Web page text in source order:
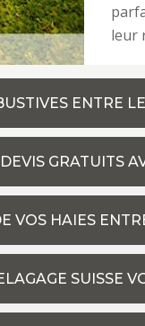
leur
ENTRE
GRATUITS
VOS HAIES
SUISSE